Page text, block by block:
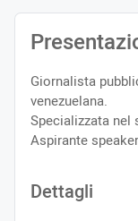
Giornalista
venezuelana.
Specializzata nel
Aspirante
Dettagli